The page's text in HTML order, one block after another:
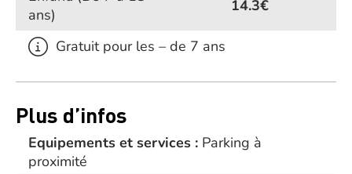
ans)
14.3€
Gratuit pour les – de 7 ans
Plus d’infos
Equipements et services : Parking à
proximité